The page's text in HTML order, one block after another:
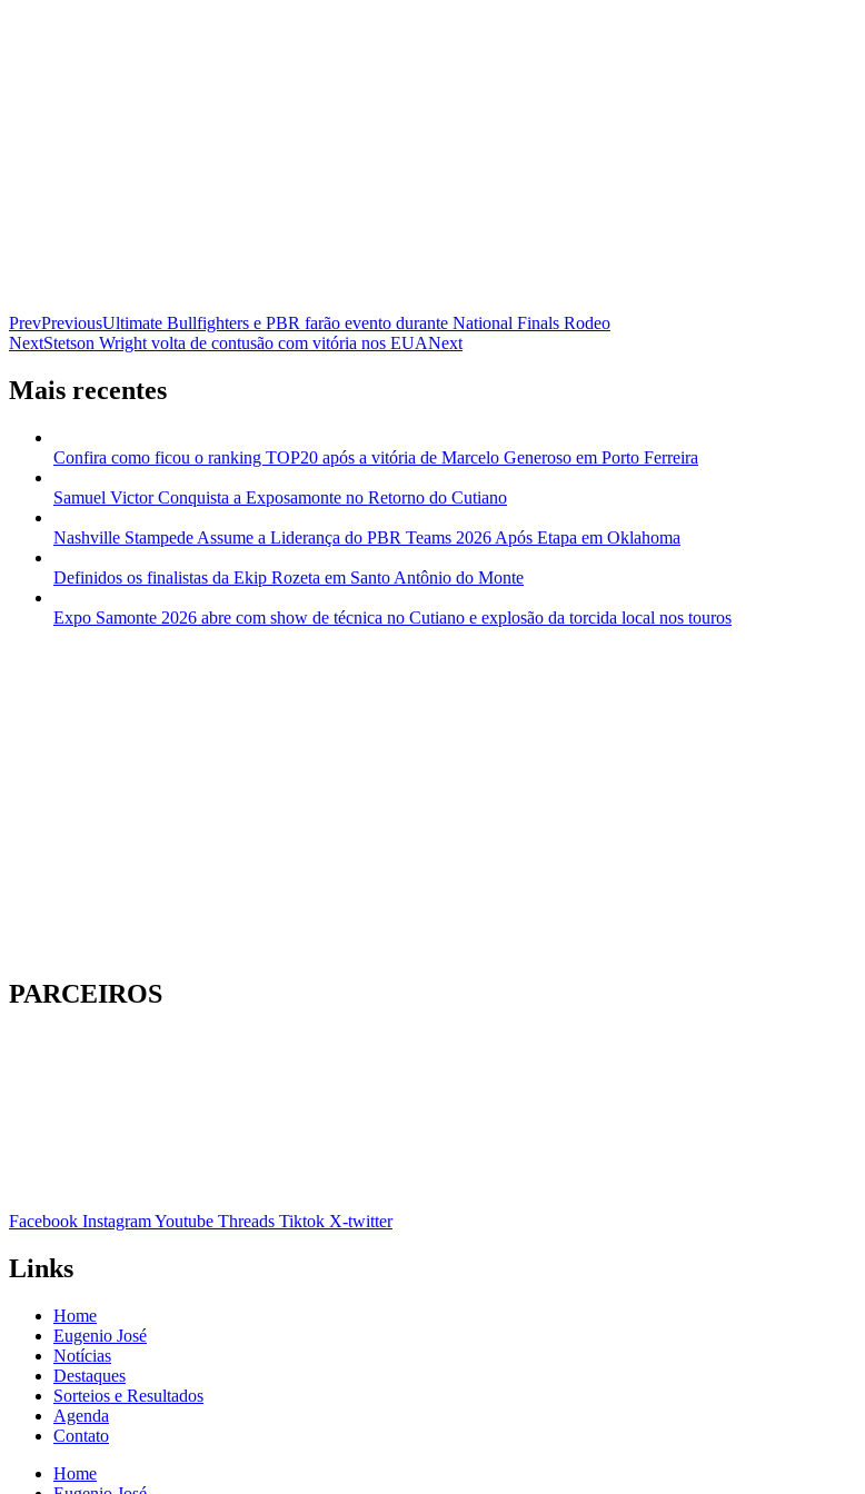
PrevPreviousUltimate Bullfighters e PBR farão evento durante National Finals Rodeo
NextStetson Wright volta de contusão com vitória nos EUANext
Mais recentes
Confira como ficou o ranking TOP20 após a vitória de Marcelo Generoso em Porto Ferreira
Samuel Victor Conquista a Exposamonte no Retorno do Cutiano
Nashville Stampede Assume a Liderança do PBR Teams 2026 Após Etapa em Oklahoma
Definidos os finalistas da Ekip Rozeta em Santo Antônio do Monte
Expo Samonte 2026 abre com show de técnica no Cutiano e explosão da torcida local nos touros
PARCEIROS
Facebook InstagramYoutube Threads Tiktok X-twitter
Links
Home
Eugenio José
Notícias
Destaques
Sorteios e Resultados
Agenda
Contato
Home